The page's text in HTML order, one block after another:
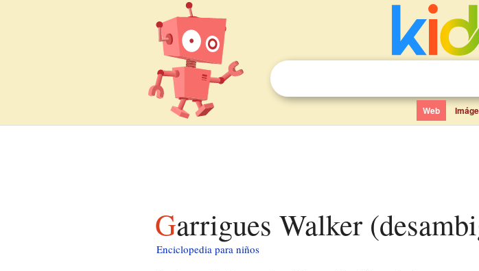
Web
Garrigues Walker
Enciclopedia para niños